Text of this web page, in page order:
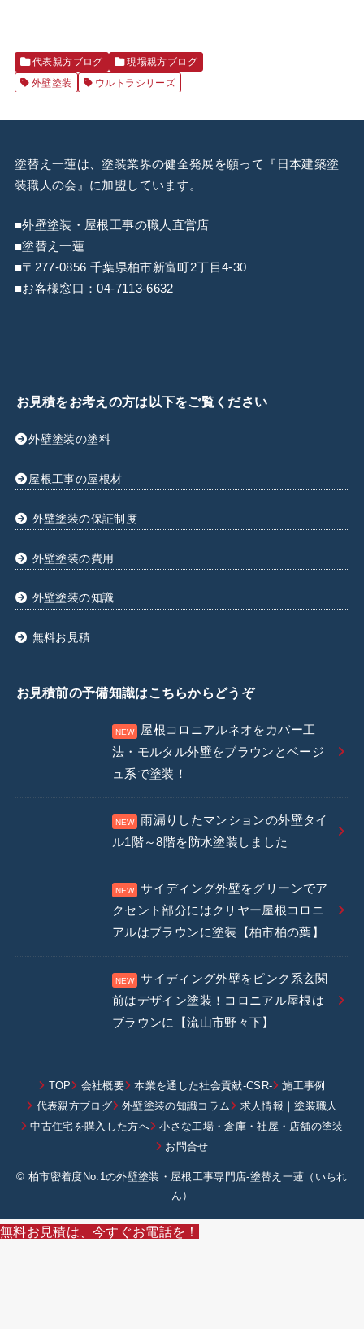
代表親方ブログ
現場親方ブログ
外壁塗装
ウルトラシリーズ
塗替え一蓮は、塗装業界の健全発展を願って『 日本建築塗
装職人の会 』に加盟しています。
■外壁塗装・屋根工事の職人直営店
■塗替え一蓮
■〒277-0856 千葉県柏市新富町2丁目4-30
■お客様窓口：04-7113-6632
お見積をお考えの方は以下をご覧ください
外壁塗装の塗料
屋根工事の屋根材
外壁塗装の保証制度
外壁塗装の費用
外壁塗装の知識
無料お見積
お見積前の予備知識はこちらからどうぞ
屋根コロニアルネオをカバー工
法・モルタル外壁をブラウンとベージ
ュ系で塗装！
雨漏りしたマンションの外壁タイ
ル1階～8階を防水塗装しました
サイディング外壁をグリーンでア
クセント部分にはクリヤー屋根コロニ
アルはブラウンに塗装【柏市柏の葉】
サイディング外壁をピンク系玄関
前はデザイン塗装！コロニアル屋根は
ブラウンに【流山市野々下】
TOP 会社概要 本業を通した社会貢献-CSR-
施工事例
代表親方ブログ
外壁塗装の知識コラム
求人情報｜塗装職人
中古住宅を購入した方へ
小さな工場・倉庫・社屋・店舗の塗装
お問合せ
© 柏市密着度No.1の外壁塗装・屋根工事専門店-塗替え一蓮（いちれ
ん）
無料お見積は、今すぐお電話を！